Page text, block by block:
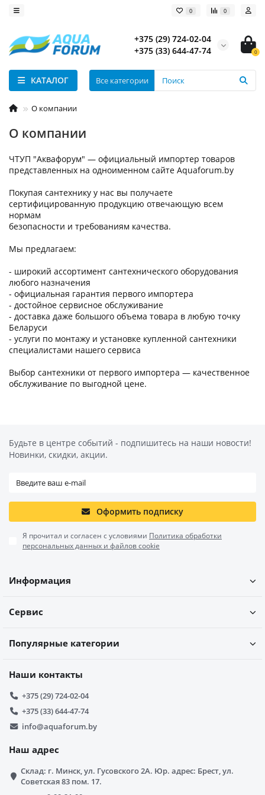
0 0
+375 (29) 724-02-04
+375 (33) 644-47-74
0
КАТАЛОГ Все категории
О компании
О компании
ЧТУП "Aквафорум" — официальный импортер товаров
представленных на одноименном сайте Aquaforum.by
Покупая сантехнику у нас вы получаете
сертифицированную продукцию отвечающую всем
нормам
безопасности и требованиям качества.
Мы предлагаем:
- широкий ассортимент сантехнического оборудования
любого назначения
- официальная гарантия первого импортера
- достойное сервисное обслуживание
- доставка даже большого объема товара в любую точку
Беларуси
- услуги по монтажу и установке купленной сантехники
специалистами нашего сервиса
Выбор сантехники от первого импортера — качественное
обслуживание по выгодной цене.
Будьте в центре событий - подпишитесь на наши новости!
Новинки, скидки, акции.
Оформить подписку
Я прочитал и согласен с условиями Политика обработки
персональных данных и файлов cookie
Информация
Сервис
Популярные категории
Наши контакты
+375 (29) 724-02-04
+375 (33) 644-47-74
info@aquaforum.by
Наш адрес
Склад: г. Минск, ул. Гусовского 2А. Юр. адрес: Брест, ул.
Советская 83 пом. 17.